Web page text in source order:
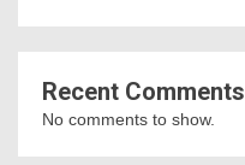
Recent Comments
No comments to show.